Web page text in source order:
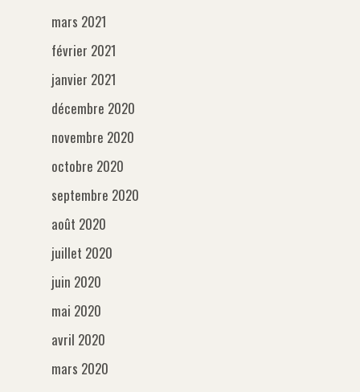
mars 2021
février 2021
janvier 2021
décembre 2020
novembre 2020
octobre 2020
septembre 2020
août 2020
juillet 2020
juin 2020
mai 2020
avril 2020
mars 2020